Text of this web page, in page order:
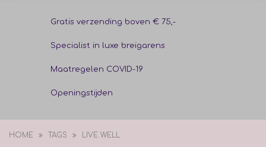
Gratis verzending boven € 75,-
Specialist in luxe breigarens
Maatregelen COVID-19
Openingstijden
HOME TAGS LIVE WELL